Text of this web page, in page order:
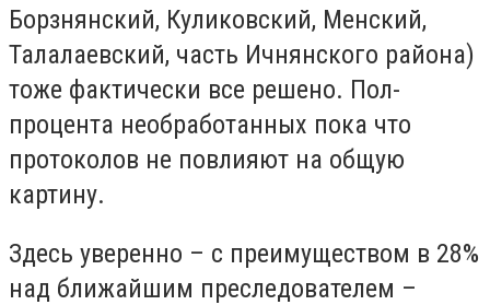
Борзнянский, Куликовский, Менский,
Талалаевский, часть Ичнянского района)
тоже фактически все решено. Пол-
процента необработанных пока что
протоколов не повлияют на общую
картину.
Здесь уверенно – с преимуществом в 28%
над ближайшим преследователем –